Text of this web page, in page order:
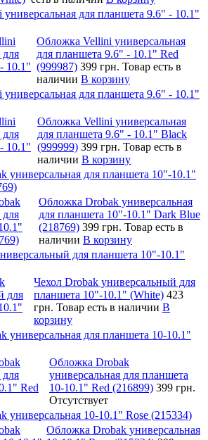
для планшета 9.6" - 10.1"
Обложка Vellini универсальная
для планшета 9.6" - 10.1" Red
(999987) 399 грн. Товар есть в
наличии В корзину
для планшета 9.6" - 10.1"
Обложка Vellini универсальная
для планшета 9.6" - 10.1" Black
(999999) 399 грн. Товар есть в
наличии В корзину
универсальная для планшета 10"-10.1"
Обложка Drobak универсальная
для планшета 10"-10.1" Dark Blue
(218769) 399 грн. Товар есть в
наличии В корзину
для планшета 10"-10.1"
Чехол Drobak универсальный для
планшета 10"-10.1" (White) 423
грн. Товар есть в наличии В
корзину
универсальная для планшета 10-10.1"
Обложка Drobak
универсальная для планшета
10-10.1" Red (216899) 399 грн.
Отсутствует
универсальная 10-10.1" Rose (215334)
Обложка Drobak универсальная